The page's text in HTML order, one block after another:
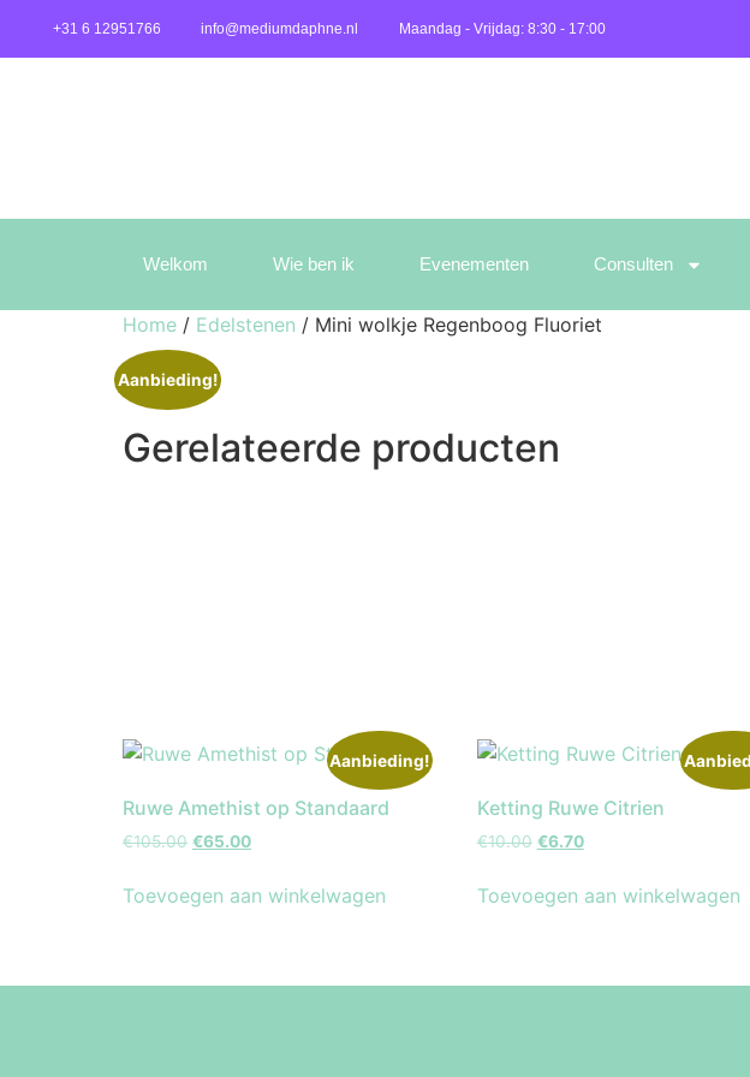
+31 6 12951766 info@mediumdaphne.nl Maandag - Vrijdag: 8:30 - 17:00
Welkom Wie ben ik Evenementen Consulten
Home / Edelstenen / Mini wolkje Regenboog Fluoriet
Aanbieding!
Gerelateerde producten
Aanbieding!
Ruwe Amethist op Standaard
€105.00 €65.00
Toevoegen aan winkelwagen
Ketting Ruwe Citrien
€10.00 €6.70
Toevoegen aan winkelwagen